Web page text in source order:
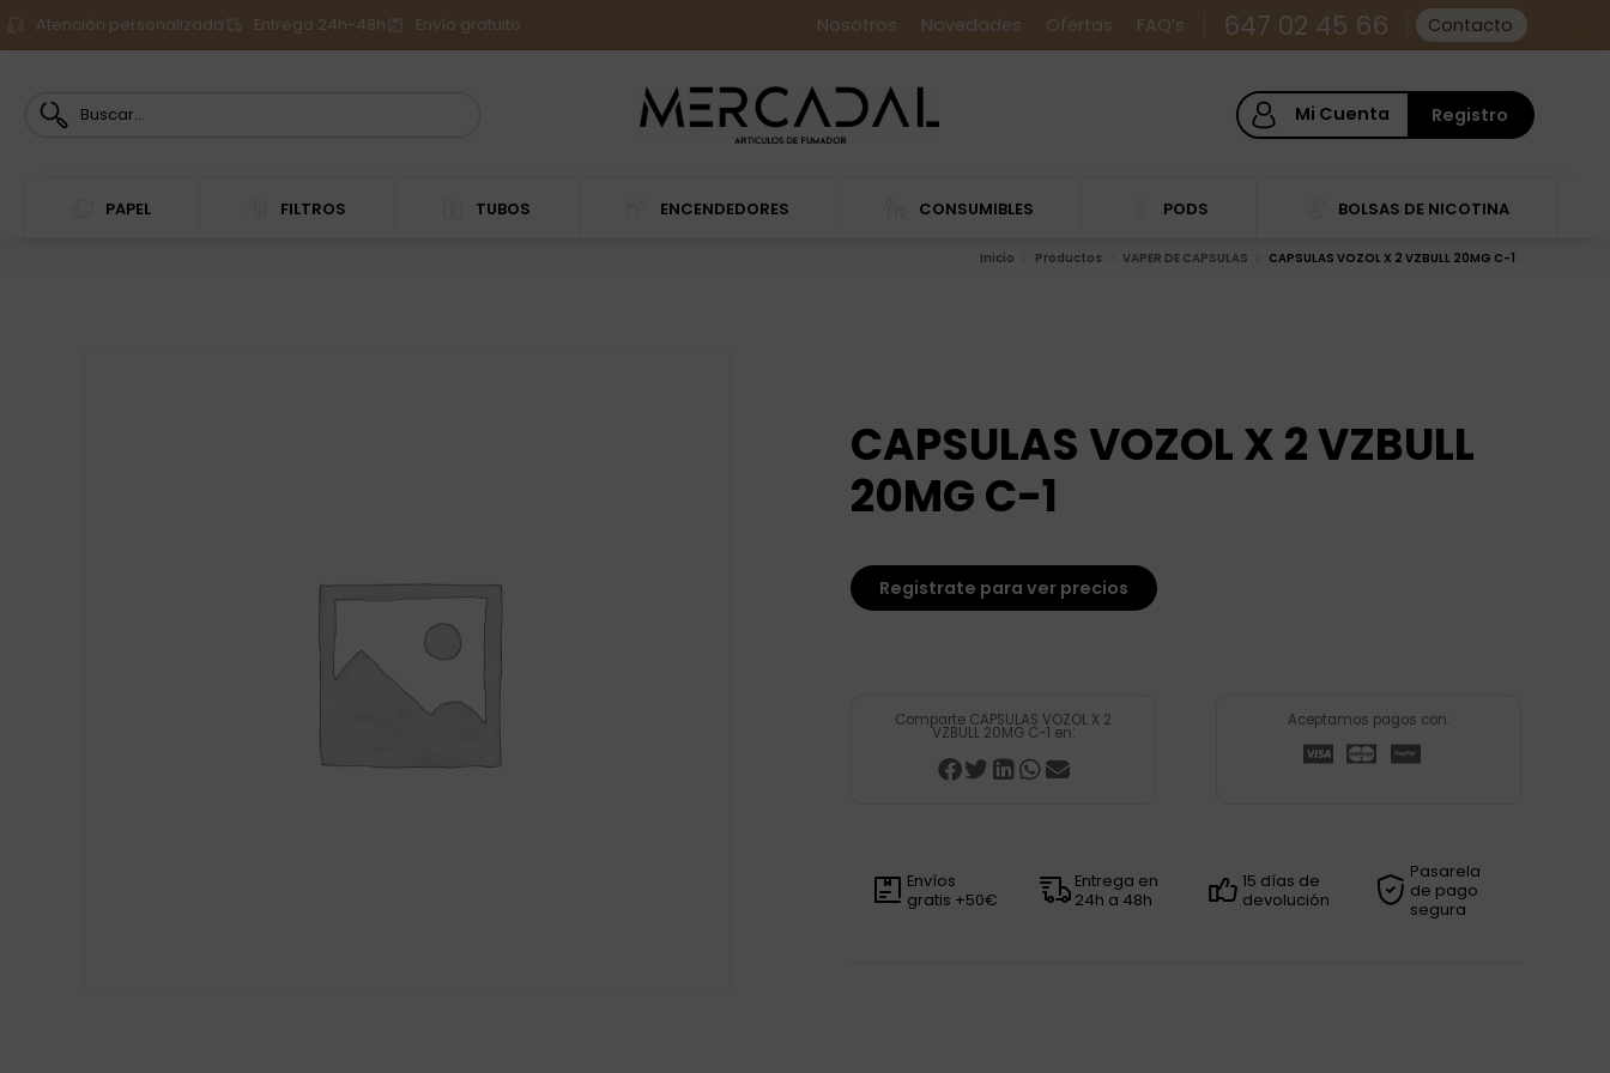
Atención personalizada Entrega 24h-48h Envío gratuito Nosotros Novedades Ofertas FAQ’s 647 02 45 66 Contacto
Mi Cuenta Registro
PAPEL FILTROS TUBOS ENCENDEDORES CONSUMIBLES PODS BOLSAS DE NICOTINA
Inicio Productos VAPER DE CAPSULAS CAPSULAS VOZOL X 2 VZBULL 20MG C-1
CAPSULAS VOZOL X 2 VZBULL
20MG C-1
Registrate para ver precios
Comparte CAPSULAS VOZOL X 2
VZBULL 20MG C-1 en:
Aceptamos pagos con:
Envíos
gratis +50€
Entrega en
24h a 48h
15 días de
devolución
Pasarela
de pago
segura